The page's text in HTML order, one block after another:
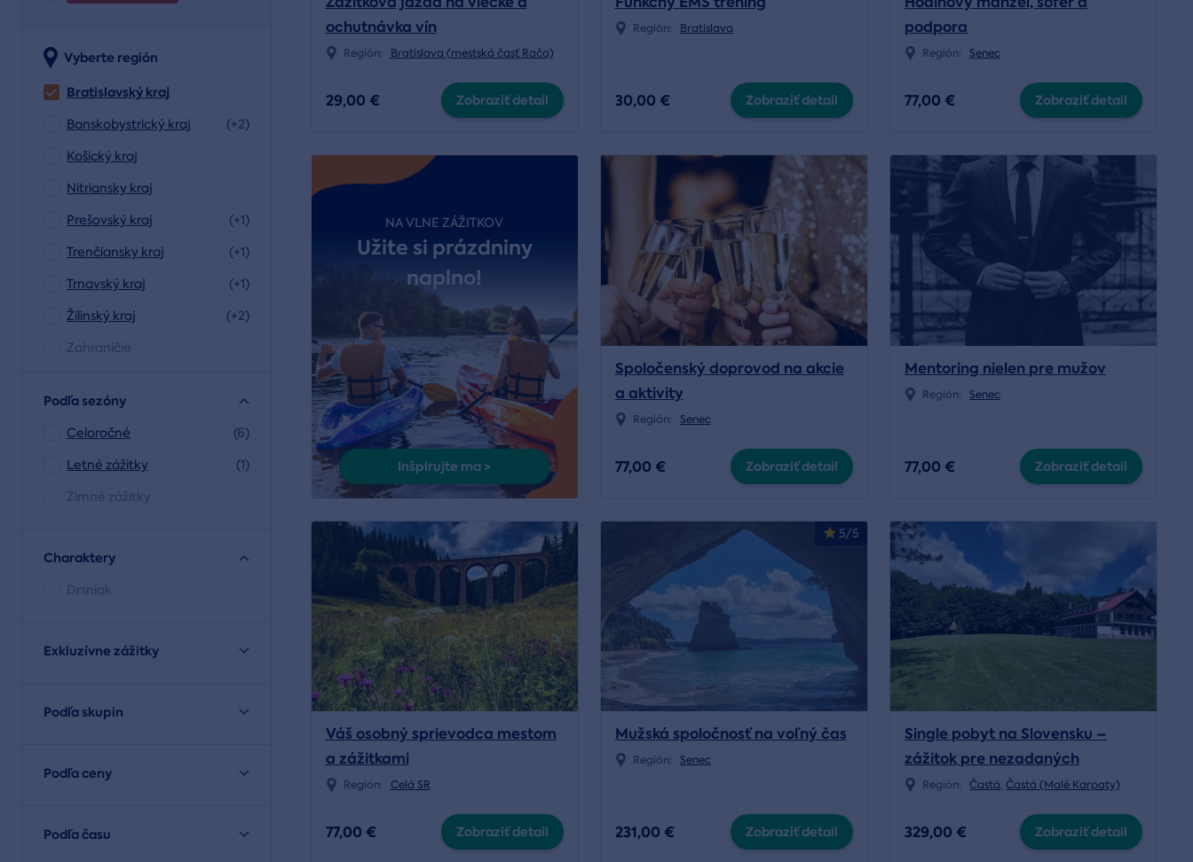
Vyberte región
Bratislavský kraj
Banskobystrický kraj
(+2)
Košický kraj
Nitriansky kraj
Prešovský kraj
(+1)
Trenčiansky kraj
(+1)
Trnavský kraj
(+1)
Žilinský kraj
(+2)
Zahraničie
Podľa sezóny
Celoročné
(6)
Letné zážitky
(1)
Zimné zážitky
Charaktery
Drsniak
Exkluzívne zážitky
Podľa skupin
Podľa ceny
Podľa času
ochutnávka vín
Región: Bratislava (mestská časť Rača)
29,00 € Zobraziť detail
Región: Bratislava
30,00 € Zobraziť detail
podpora
Región: Senec
77,00 € Zobraziť detail
NA VLNE ZÁŽITKOV
Užite si prázdniny
naplno!
Inšpirujte ma >
Spoločenský doprovod na akcie
a aktivity
Región: Senec
77,00 € Zobraziť detail
Mentoring nielen pre mužov
Región: Senec
77,00 € Zobraziť detail
Váš osobný sprievodca mestom
a zážitkami
Región: Celá SR
77,00 € Zobraziť detail
5/5
Mužská spoločnosť na voľný čas
Región: Senec
231,00 € Zobraziť detail
Single pobyt na Slovensku –
zážitok pre nezadaných
Región: Častá,Častá (Malé Karpaty)
329,00 € Zobraziť detail